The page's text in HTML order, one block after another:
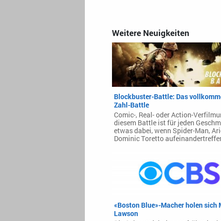
Weitere Neuigkeiten
Blockbuster-Battle: Das
Zahl-Battle
Comic-, Real- oder Action-
diesem Battle ist für jeden
etwas dabei, wenn Spider-Man,
Dominic Toretto
«Boston Blue»-Macher holen sich
Lawson